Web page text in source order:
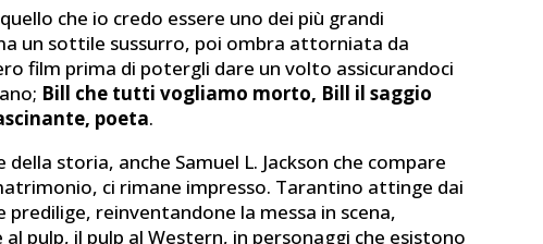
quello che io credo essere uno dei più grandi
un sottile sussurro, poi ombra attorniata da
film prima di potergli dare un volto assicurandoci
Bill che tutti vogliamo morto, Bill il saggio
poeta.
storia, anche Samuel L. Jackson che compare
ci rimane impresso. Tarantino attinge dai
reinventandone la messa in scena,
pulp, il pulp al Western, in personaggi che esistono